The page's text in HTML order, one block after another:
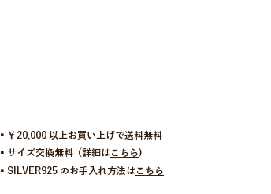
▪︎￥20,000 以上お買い上げで送料無料
▪︎サイズ交換無料 (詳細は こちら)
▪︎SILVER925 のお手入れ方法は こちら